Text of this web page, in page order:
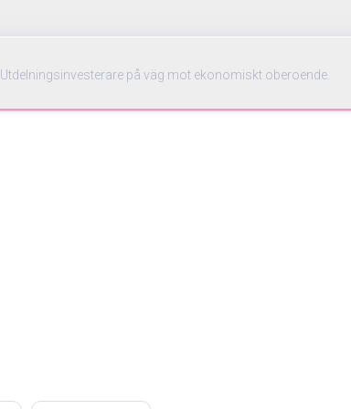
Utdelningsinvesterare på väg mot ekonomiskt oberoende.